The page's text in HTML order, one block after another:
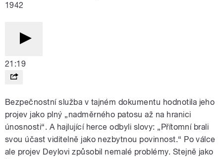
1942
21:19
Bezpečnostní služba v tajném dokumentu hodnotila jeho
projev jako plný „nadměrného patosu až na hranici
únosnosti“. A hajlující herce odbyli slovy: „Přítomní brali
svou účast viditelně jako nezbytnou povinnost.“ Po válce
ale projev Deylovi způsobil nemalé problémy. Stejně jako